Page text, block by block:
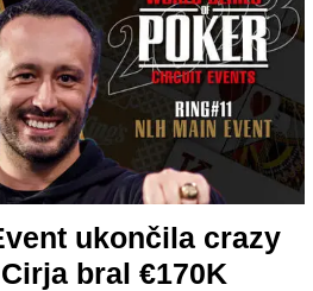
ukončila crazy
bral €170K